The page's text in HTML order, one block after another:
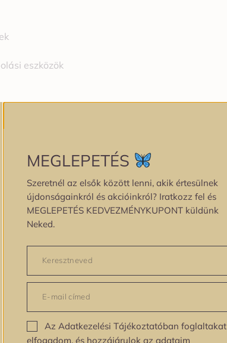
eszközök
MEGLEPETÉS
Szeretnél az elsők között lenni, akik értesülnek
újdonságainkról és akcióinkról? Iratkozz fel és
MEGLEPETÉS KEDVEZMÉNYKUPONT küldünk
Neked.
Az Adatkezelési Tájékoztatóban foglaltakat
elfogadom, és hozzájárulok az adataim